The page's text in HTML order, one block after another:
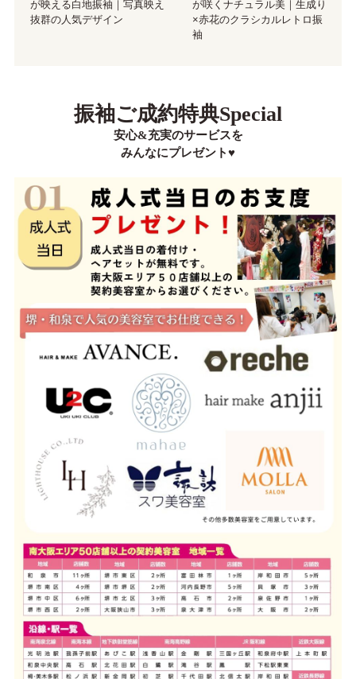
が映える白地振袖｜写真映え
抜群の人気デザイン
が咲くナチュラル美｜生成り
×赤花のクラシカルレトロ振
袖
振袖ご成約特典Special
安心&充実のサービスを
みんなにプレゼント♥